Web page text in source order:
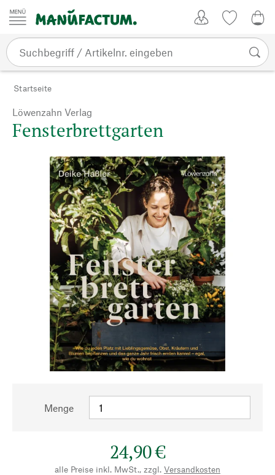
Zum Inhalt springen
Startseite
Löwenzahn Verlag
Fensterbrettgarten
Menge
24,90 €
alle Preise inkl. MwSt., zzgl. Versandkosten